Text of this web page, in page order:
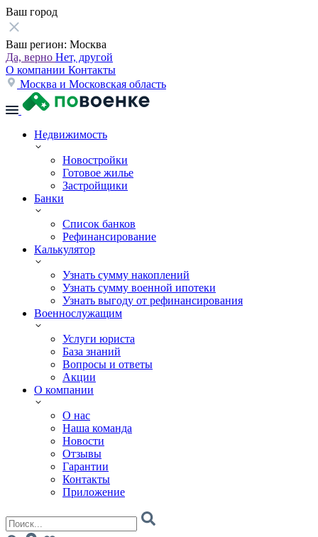
Ваш город
Ваш регион: Москва
Да, верно Нет, другой
О компании Контакты
Москва и Московская область
Недвижимость
Новостройки
Готовое жилье
Застройщики
Банки
Список банков
Рефинансирование
Калькулятор
Узнать сумму накоплений
Узнать сумму военной ипотеки
Узнать выгоду от рефинансирования
Военнослужащим
Услуги юриста
База знаний
Вопросы и ответы
Акции
О компании
О нас
Наша команда
Новости
Отзывы
Гарантии
Контакты
Приложение